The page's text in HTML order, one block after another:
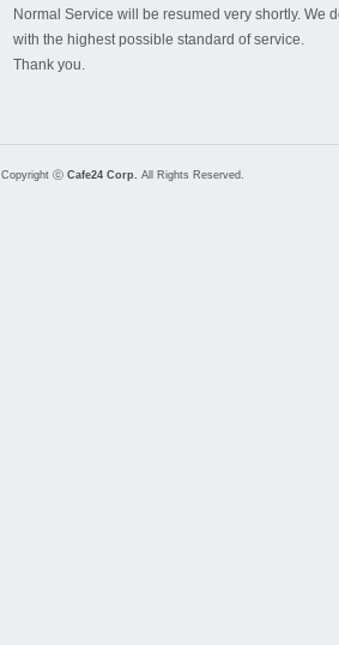
Normal Service will be resumed very shortly. We
with the highest possible standard of service.
Thank you.
Copyright ⓒ Cafe24 Corp. All Rights Reserved.